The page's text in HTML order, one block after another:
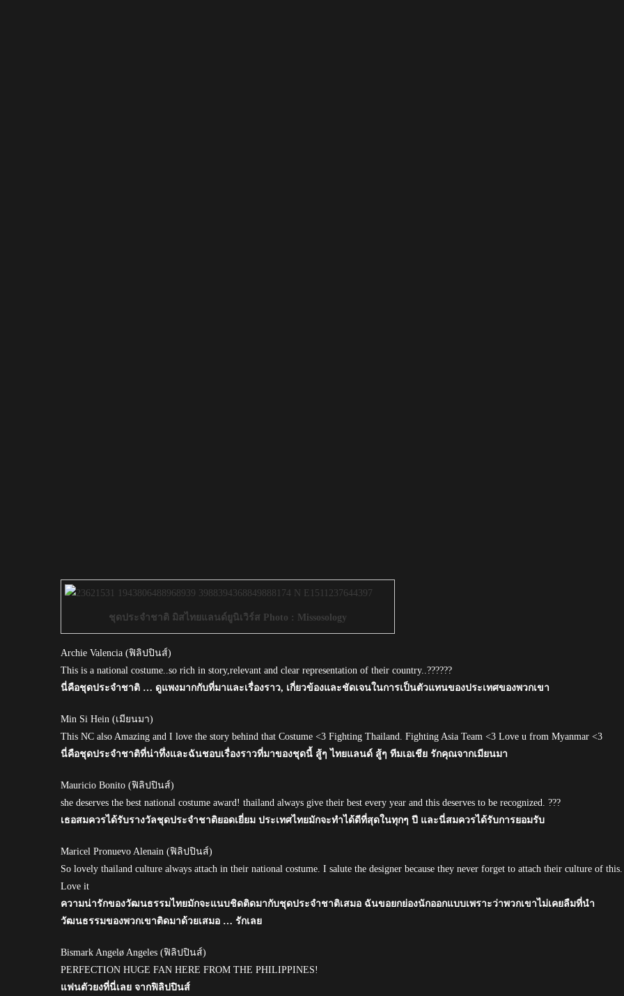
ชุดประจำชาติ มิสไทยแลนด์ยูนิเวิร์ส Photo : Missosology
Archie Valencia (ฟิลิปปินส์)
This is a national costume..so rich in story,relevant and clear representation of their country..??????
นี่คือชุดประจำชาติ … ดูแพงมากกับที่มาและเรื่องราว, เกี่ยวข้องและชัดเจนในการเป็นตัวแทนของประเทศของพวกเขา
Min Si Hein (เมียนมา)
This NC also Amazing and I love the story behind that Costume <3 Fighting Thailand. Fighting Asia Team <3 Love u from Myanmar <3
นี่คือชุดประจำชาติที่น่าทึ่งและฉันชอบเรื่องราวที่มาของชุดนี้ สู้ๆ ไทยแลนด์ สู้ๆ ทีมเอเชีย รักคุณจากเมียนมา
Mauricio Bonito (ฟิลิปปินส์)
she deserves the best national costume award! thailand always give their best every year and this deserves to be recognized. ???
เธอสมควรได้รับรางวัลชุดประจำชาติยอดเยี่ยม ประเทศไทยมักจะทำได้ดีที่สุดในทุกๆ ปี และนี่สมควรได้รับการยอมรับ
Maricel Pronuevo Alenain (ฟิลิปปินส์)
So lovely thailand culture always attach in their national costume. I salute the designer because they never forget to attach their culture of this.
Love it
ความน่ารักของวัฒนธรรมไทยมักจะแนบชิดติดมากับชุดประจำชาติเสมอ ฉันขอยกย่องนักออกแบบเพราะว่าพวกเขาไม่เคยลืมที่นำ
วัฒนธรรมของพวกเขาติดมาด้วยเสมอ … รักเลย
Bismark Angelø Angeles (ฟิลิปปินส์)
PERFECTION HUGE FAN HERE FROM THE PHILIPPINES!
แฟนตัวยงที่นี่เลย จากฟิลิปปินส์